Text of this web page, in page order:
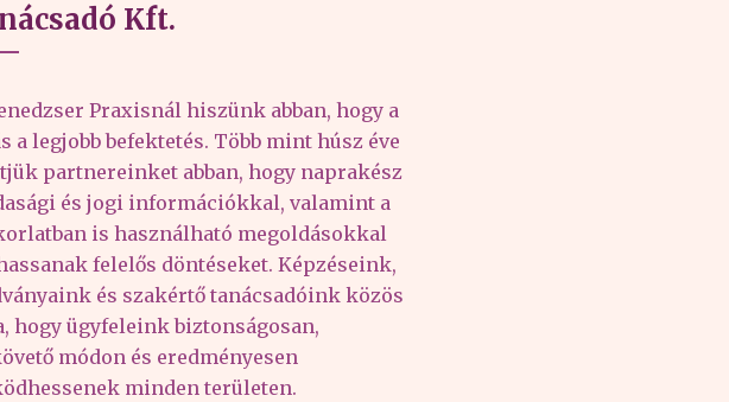
Kft.
Praxisnál hiszünk abban, hogy a
a legjobb befektetés. Több mint húsz éve
partnereinket abban, hogy naprakész
és jogi információkkal, valamint a
is használható megoldásokkal
felelős döntéseket. Képzéseink,
és szakértő tanácsadóink közös
hogy ügyfeleink biztonságosan,
módon és eredményesen
minden területen.